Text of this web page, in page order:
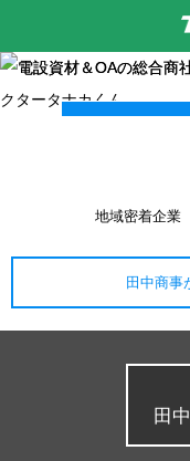
地域密着企業
田中商事
田